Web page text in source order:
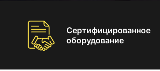
Сертифицированное
оборудование